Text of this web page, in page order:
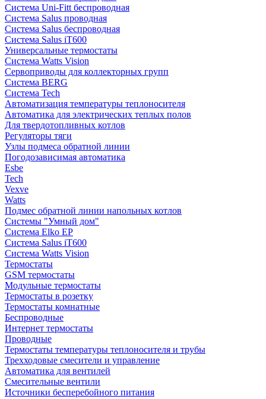
Система Uni-Fitt беспроводная
Система Salus проводная
Система Salus беспроводная
Система Salus iT600
Универсальные термостаты
Система Watts Vision
Сервоприводы для коллекторных групп
Система BERG
Система Tech
Автоматизация температуры теплоносителя
Автоматика для электрических теплых полов
Для твердотопливных котлов
Регуляторы тяги
Узлы подмеса обратной линии
Погодозависимая автоматика
Esbe
Tech
Vexve
Watts
Подмес обратной линии напольных котлов
Системы "Умный дом"
Система Elko EP
Система Salus iT600
Система Watts Vision
Термостаты
GSM термостаты
Модульные термостаты
Термостаты в розетку
Термостаты комнатные
Беспроводные
Интернет термостаты
Проводные
Термостаты температуры теплоносителя и трубы
Трехходовые смесители и управление
Автоматика для вентилей
Смесительные вентили
Источники бесперебойного питания